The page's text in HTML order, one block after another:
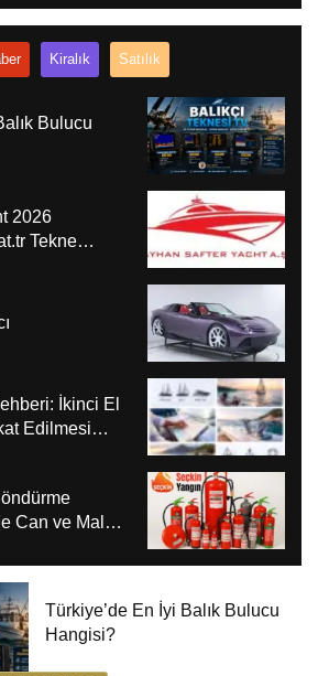
Kiralık Satılık
Bulucu
2026
Tekne
İkinci El
Edilmesi
Can ve Mal
Yat
Türkiye’de En İyi Balık Bulucu
Hangisi?